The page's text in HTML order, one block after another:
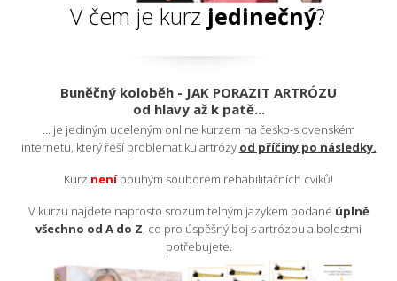
V čem je kurz jedinečný?
Buněčný koloběh - JAK PORAZIT ARTRÓZU
od hlavy až k patě...
... je jediným uceleným online kurzem na česko-slovenském
internetu, který řeší problematiku artrózy od příčiny po následky.
Kurz není pouhým souborem rehabilitačních cviků!
V kurzu najdete naprosto srozumitelným jazykem podané úplně
všechno od A do Z, co pro úspěšný boj s artrózou a bolestmi
potřebujete.